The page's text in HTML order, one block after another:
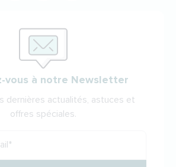
vous à notre Newsletter
dernières actualités, astuces et
offres spéciales.
*